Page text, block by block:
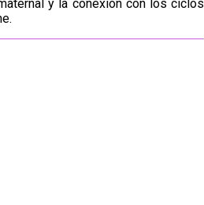
y la conexión con los ciclos